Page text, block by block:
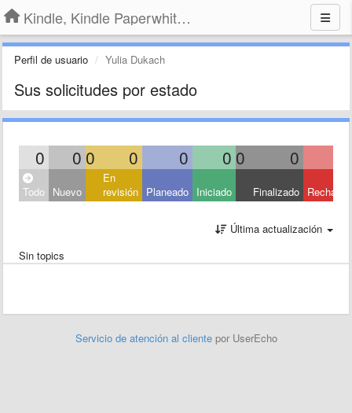
Kindle, Kindle Paperwhite, Kindle Voyage
Perfil de usuario Yulia Dukach
Sus solicitudes por estado
0 0 0 0 0 0 0 0
Todo Nuevo
En
revisión Planeado Iniciado Finalizado
Última actualización
Sin topics
Servicio de atención al cliente por UserEcho